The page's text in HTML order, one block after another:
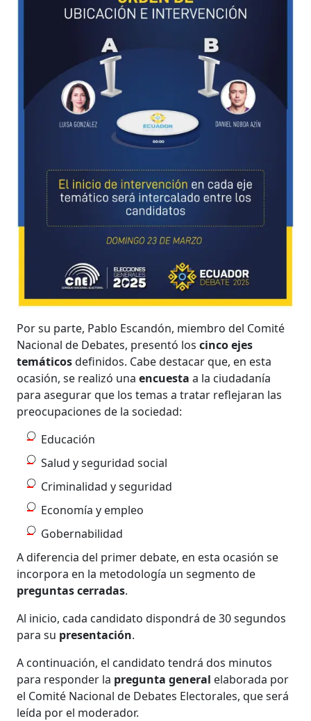
Por su parte, Pablo Escandón, miembro del Comité
Nacional de Debates, presentó loscinco ejes
temáticosdefinidos. Cabe destacar que, en esta
ocasión, se realizó unaencuestaa la ciudadanía
para asegurar que los temas a tratar reflejaran las
preocupaciones de la sociedad:
Educación
Salud y seguridad social
Criminalidad y seguridad
Economía y empleo
Gobernabilidad
A diferencia del primer debate, en esta ocasión se
incorpora en la metodología un segmento de
preguntas cerradas.
Al inicio, cada candidato dispondrá de 30 segundos
para su presentación.
A continuación, el candidato tendrá dos minutos
para responder la pregunta general elaborada por
el Comité Nacional de Debates Electorales, que será
leída por el moderador.